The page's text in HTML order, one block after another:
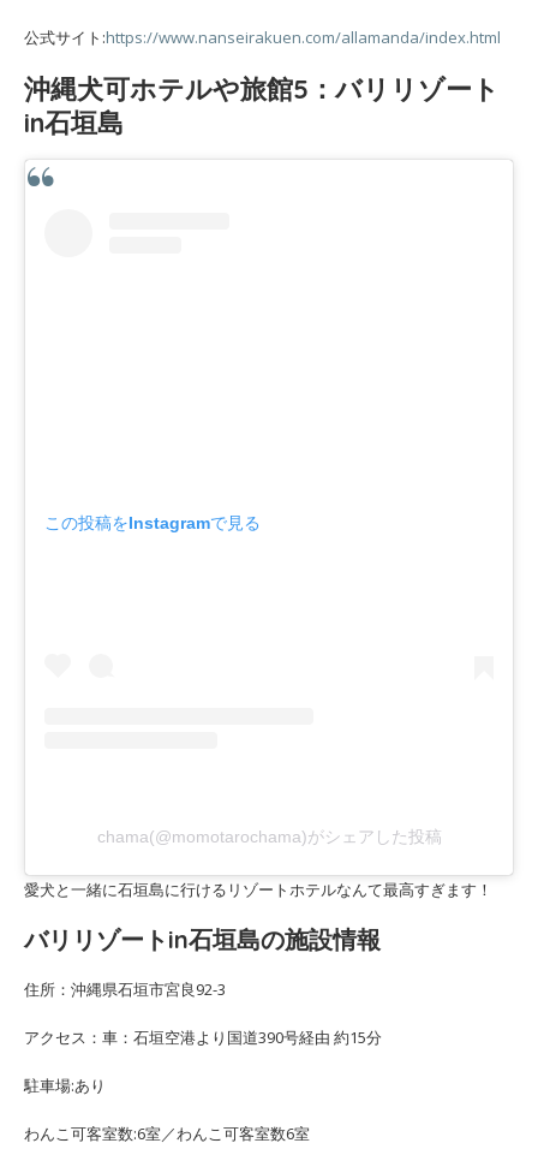
公式サイト:https://www.nanseirakuen.com/allamanda/index.html
沖縄犬可ホテルや旅館5：バリリゾート
in石垣島
この投稿をInstagramで見る
chama(@momotarochama)がシェアした投稿
愛犬と一緒に石垣島に行けるリゾートホテルなんて最高すぎます！
バリリゾートin石垣島の施設情報
住所：沖縄県石垣市宮良92-3
アクセス：車：石垣空港より国道390号経由 約15分
駐車場:あり
わんこ可客室数:6室／わんこ可客室数6室